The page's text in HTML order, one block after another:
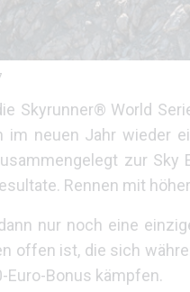
Skyrunner® World
im neuen Jahr wieder
zur
Rennen mit
nur noch eine
offen ist, die sich
Euro-Bonus kämpfen.